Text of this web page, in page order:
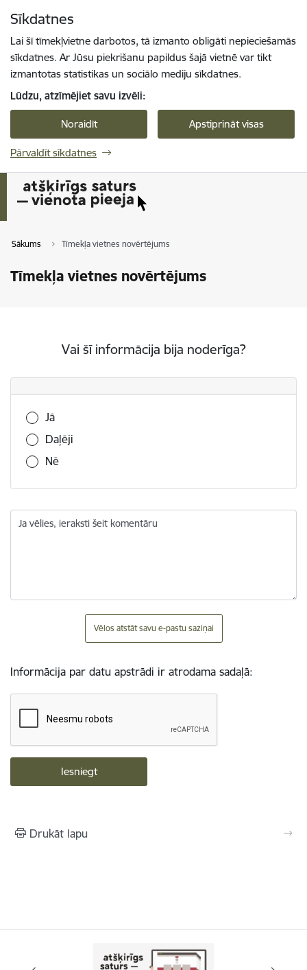
Sīkdatnes
Lai šī tīmekļvietne darbotos, tā izmanto obligāti nepieciešamās
sīkdatnes. Ar Jūsu piekrišanu papildus šajā vietnē var tikt
izmantotas statistikas un sociālo mediju sīkdatnes.
Lūdzu, atzīmējiet savu izvēli:
Noraidīt Apstiprināt visas
Pārvaldīt sīkdatnes
Sākums Tīmekļa vietnes novērtējums
Tīmekļa vietnes novērtējums
Vai šī informācija bija noderīga?
Vai šī informācija bija noderīga?
Jā
Daļēji
Nē
Ja vēlies, ieraksti šeit komentāru
Vēlos atstāt savu e-pastu saziņai
Informācija par datu apstrādi ir atrodama sadaļā:
Drukāt lapu